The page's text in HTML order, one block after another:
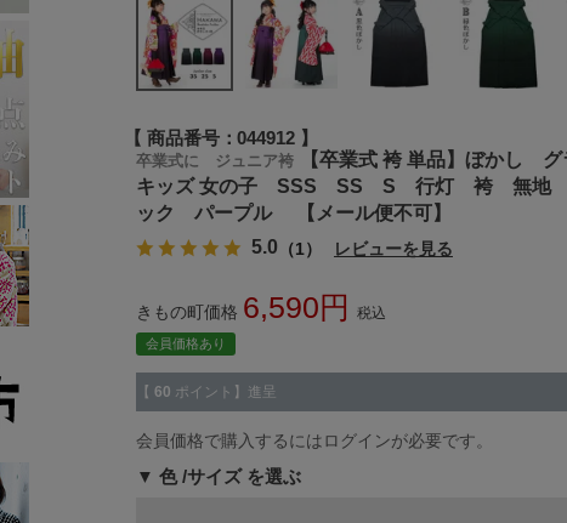
商品番号 044912
卒業式に ジュニア袴
【卒業式 袴 単品】ぼか
キッズ 女の子 SSS SS S 行灯 袴 無地
ック パープル 【メール便不可】
5.0 （1） レビューを見る
きもの町価格 6,590 税込
会員価格あり
【 60 ポイント】進呈
会員価格で購入するにはログインが必要です。
色 サイズ